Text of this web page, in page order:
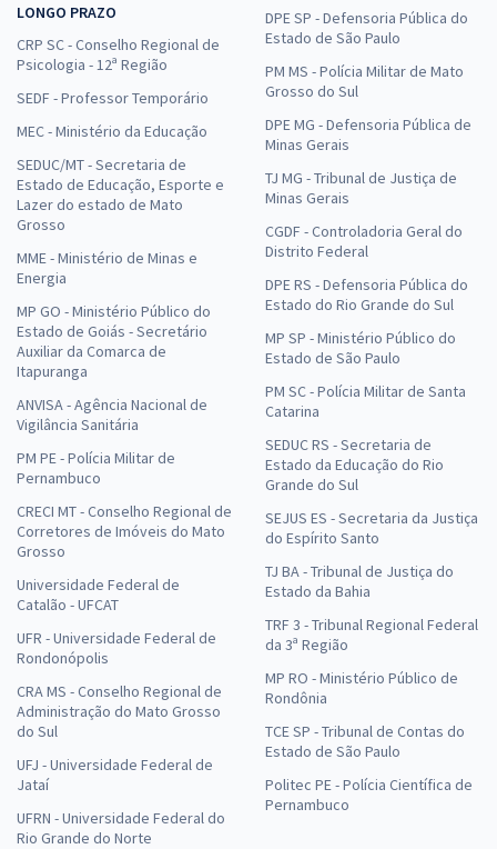
LONGO PRAZO
CRP SC - Conselho Regional de
Psicologia - 12ª Região
SEDF - Professor Temporário
MEC - Ministério da Educação
SEDUC/MT - Secretaria de
Estado de Educação, Esporte e
Lazer do estado de Mato
Grosso
MME - Ministério de Minas e
Energia
MP GO - Ministério Público do
Estado de Goiás - Secretário
Auxiliar da Comarca de
Itapuranga
ANVISA - Agência Nacional de
Vigilância Sanitária
PM PE - Polícia Militar de
Pernambuco
CRECI MT - Conselho Regional de
Corretores de Imóveis do Mato
Grosso
Universidade Federal de
Catalão - UFCAT
UFR - Universidade Federal de
Rondonópolis
CRA MS - Conselho Regional de
Administração do Mato Grosso
do Sul
UFJ - Universidade Federal de
Jataí
UFRN - Universidade Federal do
Rio Grande do Norte
DPE SP - Defensoria Pública do
Estado de São Paulo
PM MS - Polícia Militar de Mato
Grosso do Sul
DPE MG - Defensoria Pública de
Minas Gerais
TJ MG - Tribunal de Justiça de
Minas Gerais
CGDF - Controladoria Geral do
Distrito Federal
DPE RS - Defensoria Pública do
Estado do Rio Grande do Sul
MP SP - Ministério Público do
Estado de São Paulo
PM SC - Polícia Militar de Santa
Catarina
SEDUC RS - Secretaria de
Estado da Educação do Rio
Grande do Sul
SEJUS ES - Secretaria da Justiça
do Espírito Santo
TJ BA - Tribunal de Justiça do
Estado da Bahia
TRF 3 - Tribunal Regional Federal
da 3ª Região
MP RO - Ministério Público de
Rondônia
TCE SP - Tribunal de Contas do
Estado de São Paulo
Politec PE - Polícia Científica de
Pernambuco